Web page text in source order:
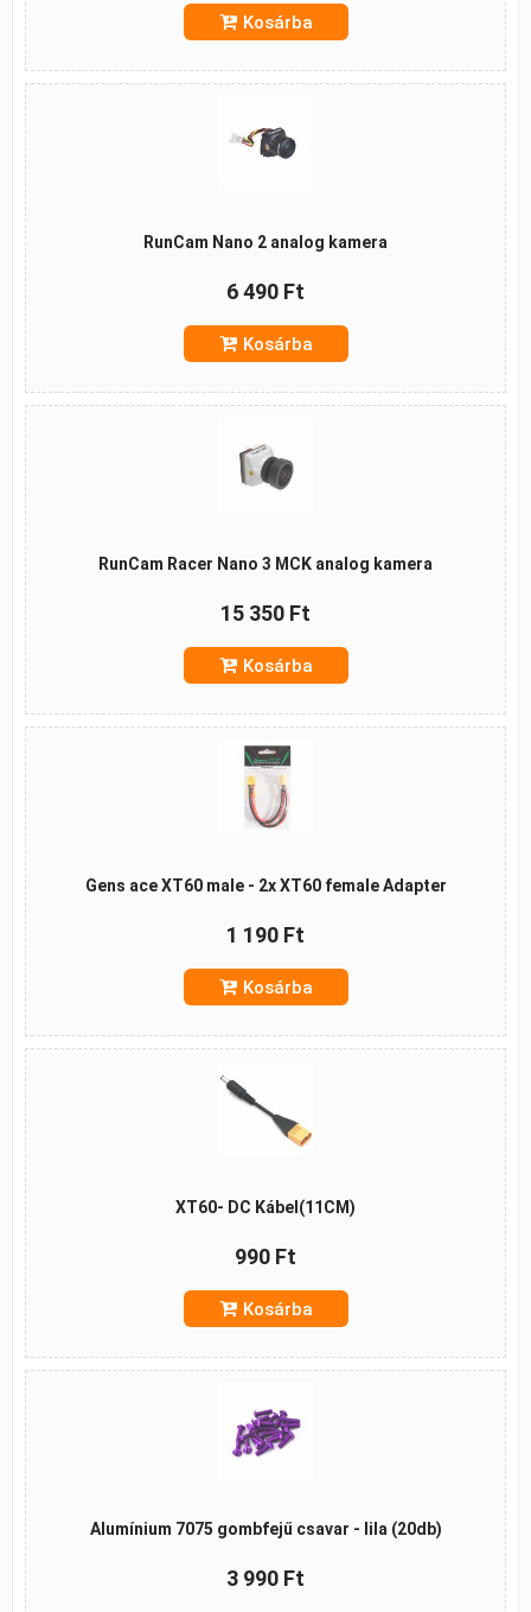
Kosárba
RunCam Nano 2 analog kamera
6 490 Ft
Kosárba
RunCam Racer Nano 3 MCK analog kamera
15 350 Ft
Kosárba
Gens ace XT60 male - 2x XT60 female Adapter
1 190 Ft
Kosárba
XT60- DC Kábel(11CM)
990 Ft
Kosárba
Alumínium 7075 gombfejű csavar - lila (20db)
3 990 Ft